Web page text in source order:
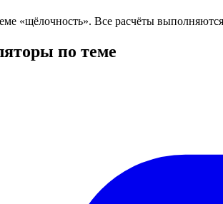
«щёлочность». Все расчёты
по теме